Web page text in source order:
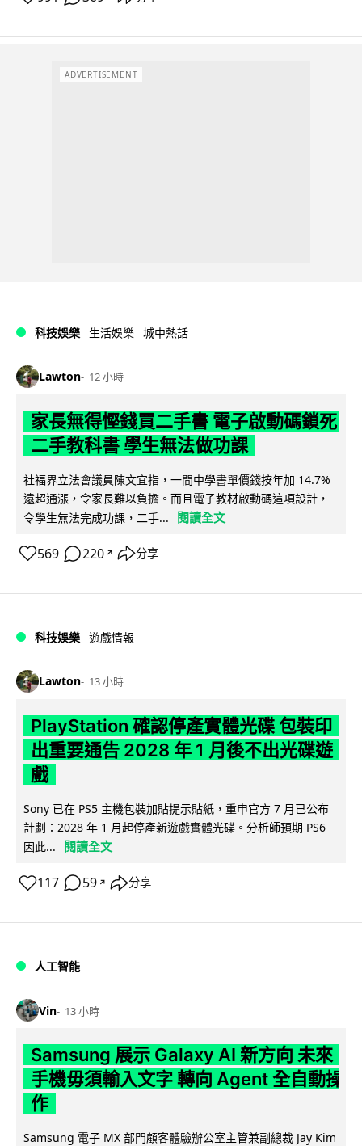
ADVERTISEMENT
科技娛樂 生活娛樂 城中熱話
Lawton 12 小時
家長無得慳錢買二手書 電子啟動碼鎖死
二手教科書 學生無法做功課
社福界立法會議員陳文宜指，一間中學書單價錢按年加 14.7%
遠超通漲，令家長難以負擔。而且電子教材啟動碼這項設計，
令學生無法完成功課，二手...
閱讀全文
569 220 ↗ 分享
科技娛樂 遊戲情報
Lawton 13 小時
PlayStation 確認停產實體光碟 包裝印
出重要通告 2028 年 1 月後不出光碟遊
戲
Sony 已在 PS5 主機包裝加貼提示貼紙，重申官方 7 月已公布
計劃：2028 年 1 月起停產新遊戲實體光碟。分析師預期 PS6
因此...
閱讀全文
117 59 ↗ 分享
人工智能
Vin 13 小時
Samsung 展示 Galaxy AI 新方向 未來
手機毋須輸入文字 轉向 Agent 全自動操
作
Samsung 電子 MX 部門顧客體驗辦公室主管兼副總裁 Jay Kim